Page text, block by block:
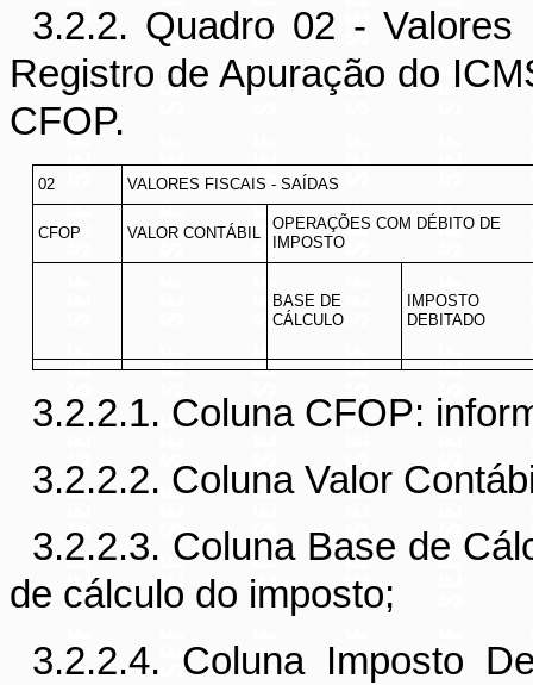
3.2.2. Quadro 02 -
Registro de Apuração do
CFOP.
02 VALORES FISCAIS - SAÍDAS
CFOP VALOR CONTÁBIL
OPERAÇÕES COM DÉBITO DE
IMPOSTO
BASE DE
CÁLCULO
IMPOSTO
DEBITADO
3.2.2.1. Coluna CFOP:
3.2.2.2. Coluna Valor
3.2.2.3. Coluna Base de
de cálculo do imposto;
3.2.2.4. Coluna Imposto